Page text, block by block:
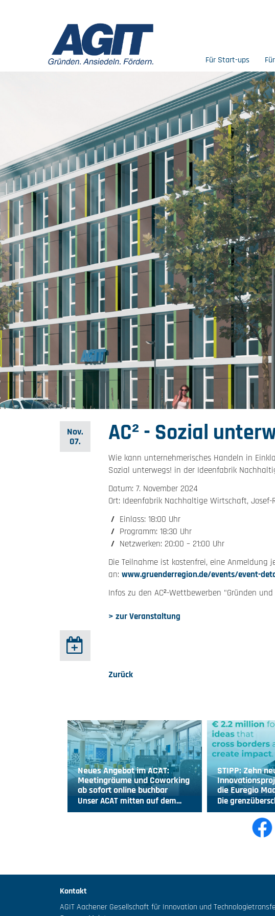
Für Start-ups
Nov.
07.
AC² - Sozial
Wie kann unternehmerisches Handeln in
Sozial unterwegs! in der Ideenfabrik
Datum: 7. November 2024
Ort: Ideenfabrik Nachhaltige Wirtschaft, Josef-
Einlass: 18:00 Uhr
Programm: 18:30 Uhr
Netzwerken: 20:00 – 21:00 Uhr
Die Teilnahme ist kostenfrei, eine Anmeldung
an: www.gruenderregion.de/events/event-
Infos zu den AC²-Wettbewerben "Gründen
> zur Veranstaltung
Zurück
Neues Angebot im ACAT:
Meetingräume und Coworking
ab sofort online buchbar
Unser ACAT mitten auf dem…
STIPP: Zehn
die Euregio
Die
Kontakt
AGIT Aachener Gesellschaft für Innovation und